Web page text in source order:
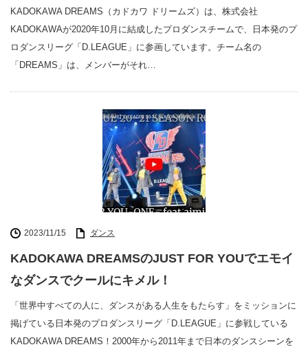
KADOKAWA DREAMS（カドカワ ドリームズ）は、株式会社
KADOKAWAが2020年10月に結成したプロダンスチームで、日本発のプ
ロダンスリーグ「D.LEAGUE」に参画しています。チーム名の
「DREAMS」は、メンバーがそれ…
2023/11/15 ダンス
KADOKAWA DREAMSのJUST FOR YOUでエモイ
なダンスでクールにキメル！
「世界中すべての人に、ダンスがある人生をもたらす」をミッションに
掲げている日本発のプロダンスリーグ「D.LEAGUE」に参戦している
KADOKAWA DREAMS！2000年から2011年まで日本のダンスシーンを